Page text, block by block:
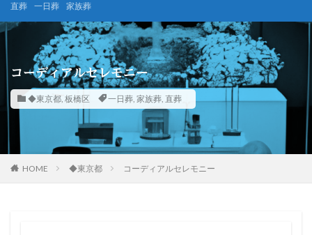
直葬 一日葬 家族葬
コーディアルセレモニー
◆東京都, 板橋区 一日葬, 家族葬, 直葬
HOME ◆東京都 コーディアルセレモニー